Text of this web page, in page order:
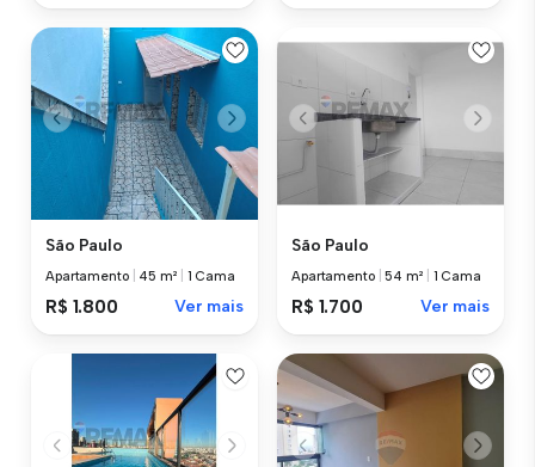
São Paulo
Apartamento 45 m² 1 Cama
R$ 1.800 Ver mais
São Paulo
Apartamento |54 m² 1 Cama
R$ 1.700 Ver mais